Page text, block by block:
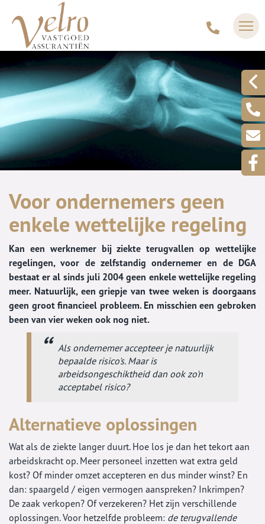
Voor ondernemers geen
enkele wettelijke regeling
Kan een werknemer bij ziekte terugvallen op wettelijke
regelingen, voor de zelfstandig ondernemer en de DGA
bestaat er al sinds juli 2004 geen enkele wettelijke regeling
meer. Natuurlijk, een griepje van twee weken is doorgaans
geen groot financieel probleem. En misschien een gebroken
been van vier weken ook nog niet.
Als ondernemer accepteer je natuurlijk
bepaalde risico's. Maar is
arbeidsongeschiktheid dan ook zo'n
acceptabel risico?
Alternatieve oplossingen
Wat als de ziekte langer duurt. Hoe los je dan het tekort aan
arbeidskracht op. Meer personeel inzetten wat extra geld
kost? Of minder omzet accepteren en dus minder winst? En
dan: spaargeld / eigen vermogen aanspreken? Inkrimpen?
De zaak verkopen? Of verzekeren? Het zijn verschillende
oplossingen. Voor hetzelfde probleem: de terugvallende